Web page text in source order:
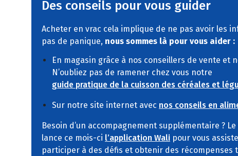
Des conseils pour vous guider
Acheter en vrac cela implique de ne pas avoir les
pas de panique, nous sommes là pour vous aider :
En magasin grâce à nos conseillers de vente et
N’oubliez pas de ramener chez vous notre
guide pratique de la cuisson des céréales et
Sur notre site internet avec nos conseils en
Besoin d’un accompagnement supplémentaire ?
lance ce mois-ci l’application Wali pour vous
participer à des défis et obtenir des récompenses